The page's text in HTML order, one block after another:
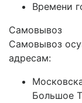
Времени
Самовывоз
Самовывоз
адресам:
Большое